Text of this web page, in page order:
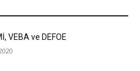
VEBA ve DEFOE